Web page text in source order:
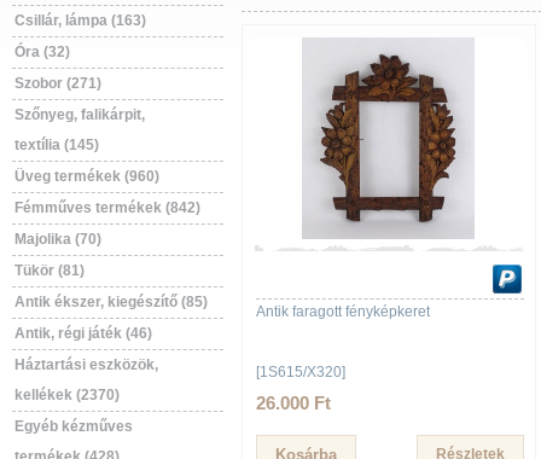
Csillár, lámpa (163)
Óra (32)
Szobor (271)
Szőnyeg, falikárpit,
textília (145)
Üveg termékek (960)
Fémműves termékek (842)
Majolika (70)
Tükör (81)
Antik ékszer, kiegészítő (85)
Antik, régi játék (46)
Háztartási eszközök,
kellékek (2370)
Egyéb kézműves
Antik faragott fényképkeret
[1S615/X320]
26.000 Ft
Részletek